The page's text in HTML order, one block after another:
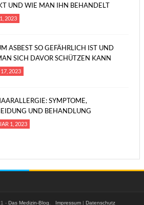
UND WIE MAN IHN BEHANDELT
2023
ASBEST SO GEFÄHRLICH IST UND
SICH DAVOR SCHÜTZEN KANN
2023
SYMPTOME,
UND BEHANDLUNG
1, 2023
- Das Medizin-Blog Impressum | Datenschutz